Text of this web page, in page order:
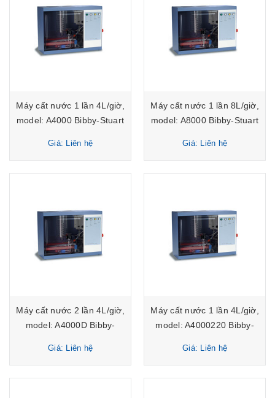
Máy cất nước 1 lần 4L/giờ,
model: A4000 Bibby-Stuart
Giá: Liên hệ
Máy cất nước 1 lần 8L/giờ,
model: A8000 Bibby-Stuart
Giá: Liên hệ
Máy cất nước 2 lần 4L/giờ,
model: A4000D Bibby-
Giá: Liên hệ
Máy cất nước 1 lần 4L/giờ,
model: A4000220 Bibby-
Giá: Liên hệ